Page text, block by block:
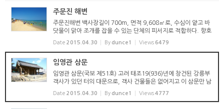
주문진 해변
주문진해변 백사장길이 700m, 면적 9,608㎡로, 수심이 얕고 바
닷물이 맑아 조개를 잡을 수 있는 단체의 피서지로 적합하다. 향호
호수가 옆에 있어 사철 담수어 낚시도 할 수 있고, 해변 뒤에 있는
6,600㎡의 울창한 소나무 숲에는 체육공원이 있어 야...
Date 2015.04.30 By dunce1 Views 6479
임영관 삼문
임영관 삼문(국보 제51호) 고려 태조19(936)년에 창건된 강릉부
객사가 있던 터의 대문으로, 객사 건물들은 없어지고 이 삼문만 남
아있으며 1962년 국보 제51호로 지정되었다. 객사(客舍)는 고려
와 조선시대 각 고을에 설치하였던 관사(館舍)로, ‘객관(...
Date 2015.04.30 By dunce1 Views4777